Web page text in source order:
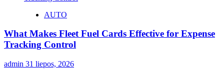
AUTO
What Makes Fleet Fuel Cards Effective for Expense
Tracking Control
admin 31 liepos, 2026